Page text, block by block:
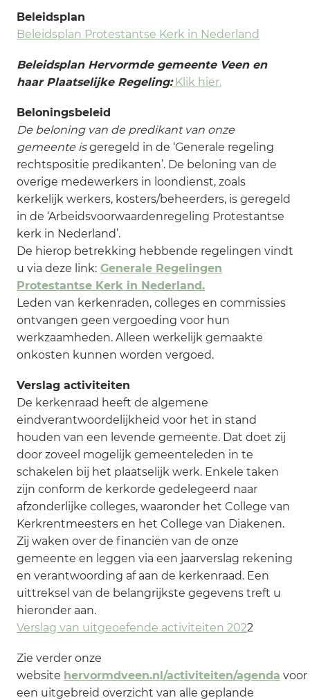
Beleidsplan
Beleidsplan Protestantse Kerk in Nederland
Beleidsplan Hervormde gemeente Veen en
haar Plaatselijke Regeling:Klik hier.
Beloningsbeleid
De beloning van de predikant van onze
gemeente isgeregeld in de ‘Generale regeling
rechtspositie predikanten’. De beloning van de
overige medewerkers in loondienst, zoals
kerkelijk werkers, kosters/beheerders, is geregeld
in de ‘Arbeidsvoorwaardenregeling Protestantse
kerk in Nederland’.
De hierop betrekking hebbende regelingen vindt
u via deze link: Generale Regelingen
Protestantse Kerk in Nederland.
Leden van kerkenraden, colleges en commissies
ontvangen geen vergoeding voor hun
werkzaamheden. Alleen werkelijk gemaakte
onkosten kunnen worden vergoed.
Verslag activiteiten
De kerkenraad heeft de algemene
eindverantwoordelijkheid voor het in stand
houden van een levende gemeente. Dat doet zij
door zoveel mogelijk gemeenteleden in te
schakelen bij het plaatselijk werk. Enkele taken
zijn conform de kerkorde gedelegeerd naar
afzonderlijke colleges, waaronder het College van
Kerkrentmeesters en het College van Diakenen.
Zij waken over de financiën van de onze
gemeente en leggen via een jaarverslag rekening
en verantwoording af aan de kerkenraad. Een
uittreksel van de belangrijkste gegevens treft u
hieronder aan.
Verslag van uitgeoefende activiteiten 2022
Zie verder onze
website hervormdveen.nl/activiteiten/agenda voor
een uitgebreid overzicht van alle geplande